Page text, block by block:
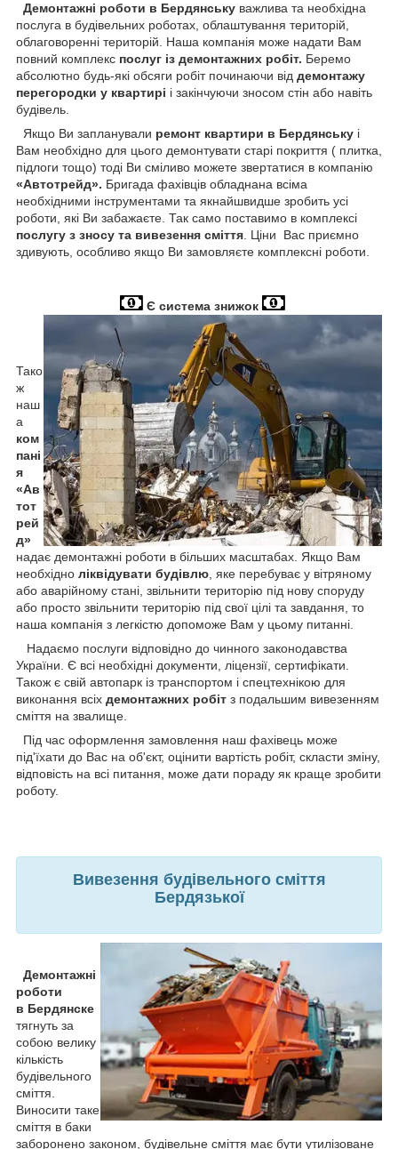
Демонтажні роботи в Бердянську важлива та необхідна
послуга в будівельних роботах, облаштування територій,
облаговоренні територій. Наша компанія може надати Вам
повний комплекс послуг із демонтажних робіт. Беремо
абсолютно будь-які обсяги робіт починаючи від демонтажу
перегородки у квартирі і закінчуючи зносом стін або навіть
будівель.
Якщо Ви запланували ремонт квартири в Бердянську і
Вам необхідно для цього демонтувати старі покриття ( плитка,
підлоги тощо) тоді Ви сміливо можете звертатися в компанію
«Автотрейд». Бригада фахівців обладнана всіма
необхідними інструментами та якнайшвидше зробить усі
роботи, які Ви забажаєте. Так само поставимо в комплексі
послугу з зносу та вивезення сміття. Ціни Вас приємно
здивують, особливо якщо Ви замовляєте комплексні роботи.
Є система знижок
Тако
ж
наш
а
ком
пані
я
«Ав
тот
рей
д»
надає демонтажні роботи в більших масштабах. Якщо Вам
необхідно ліквідувати будівлю, яке перебуває у вітряному
або аварійному стані, звільнити територію під нову споруду
або просто звільнити територію під свої цілі та завдання, то
наша компанія з легкістю допоможе Вам у цьому питанні.
Надаємо послуги відповідно до чинного законодавства
України. Є всі необхідні документи, ліцензії, сертифікати.
Також є свій автопарк із транспортом і спецтехнікою для
виконання всіх демонтажних робіт з подальшим вивезенням
сміття на звалище.
Під час оформлення замовлення наш фахівець може
під'їхати до Вас на об'єкт, оцінити вартість робіт, скласти зміну,
відповість на всі питання, може дати пораду як краще зробити
роботу.
Вивезення будівельного сміття
Бердязької
Демонтажні
роботи
в Бердянске
тягнуть за
собою велику
кількість
будівельного
сміття.
Виносити таке
сміття в баки
заборонено законом, будівельне сміття має бути утилізоване